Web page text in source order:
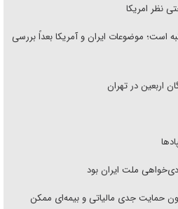
نظر امریکا
است؛ موضوعات ایران و آمریکا بعداً بررسی
اربعین در تهران
ملت ایران بود
حمایت جدی مالیاتی و بیمه‌ای ممکن